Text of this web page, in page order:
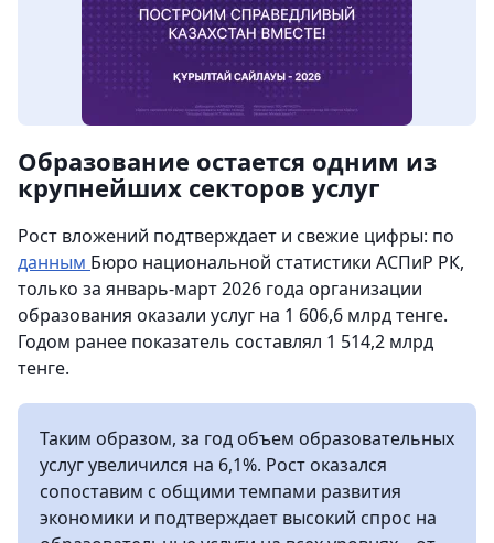
Образование остается одним из
крупнейших секторов услуг
Рост вложений подтверждает и свежие цифры: по
данным Бюро национальной статистики АСПиР РК,
только за январь-март 2026 года организации
образования оказали услуг на 1 606,6 млрд тенге.
Годом ранее показатель составлял 1 514,2 млрд
тенге.
Таким образом, за год объем образовательных
услуг увеличился на 6,1%. Рост оказался
сопоставим с общими темпами развития
экономики и подтверждает высокий спрос на